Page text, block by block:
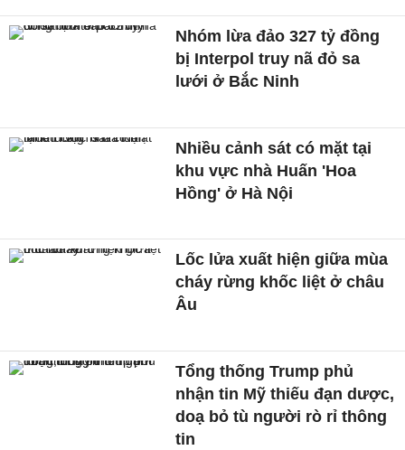
Nhóm lừa đảo 327 tỷ đồng
bị Interpol truy nã đỏ sa
lưới ở Bắc Ninh
Nhiều cảnh sát có mặt tại
khu vực nhà Huấn 'Hoa
Hồng' ở Hà Nội
Lốc lửa xuất hiện giữa mùa
cháy rừng khốc liệt ở châu
Âu
Tổng thống Trump phủ
nhận tin Mỹ thiếu đạn dược,
doạ bỏ tù người rò rỉ thông
tin